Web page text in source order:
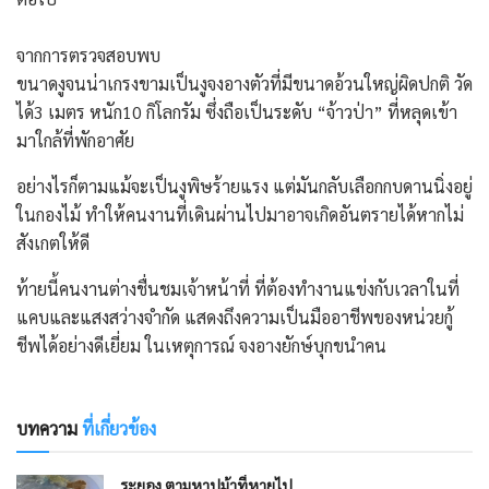
จากการตรวจสอบพบ
​ขนาดงูจนน่าเกรงขามเป็นงูจงอางตัวที่มีขนาดอ้วนใหญ่ผิดปกติ วัด
ได้3 เมตร หนัก10 กิโลกรัม ซึ่งถือเป็นระดับ “จ้าวป่า” ที่หลุดเข้า
มาใกล้ที่พักอาศัย
อย่างไรก็ตาม​แม้จะเป็นงูพิษร้ายแรง แต่มันกลับเลือกกบดานนิ่งอยู่
ในกองไม้ ทำให้คนงานที่เดินผ่านไปมาอาจเกิดอันตรายได้หากไม่
สังเกตให้ดี
ท้ายนี้คนงานต่างชื่นชมเจ้าหน้าที่ ที่ต้องทำงานแข่งกับเวลาในที่
แคบและแสงสว่างจำกัด แสดงถึงความเป็นมืออาชีพของหน่วยกู้
ชีพได้อย่างดีเยี่ยม ในเหตุการณ์ จงอางยักษ์บุกขนำคน
บทความที่เกี่ยวข้อง